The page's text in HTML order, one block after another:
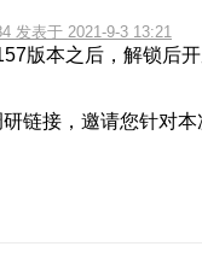
发表于 2021-9-3 13:21
版本之后，解锁后
链接，邀请您针对本